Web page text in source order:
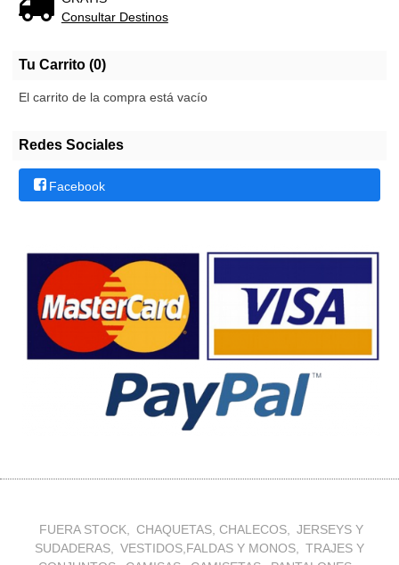
Consultar Destinos
Tu Carrito (0)
El carrito de la compra está vacío
Redes Sociales
Facebook
FUERA STOCK CHAQUETAS, CHALECOS
JERSEYS Y
SUDADERAS
VESTIDOS,FALDAS Y MONOS
TRAJES Y